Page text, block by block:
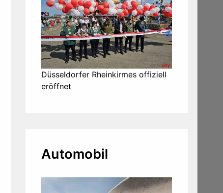
Düsseldorfer Rheinkirmes offiziell
eröffnet
Automobil